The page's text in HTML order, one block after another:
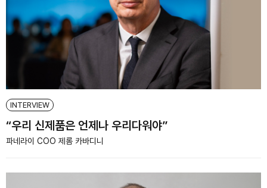
INTERVIEW
“우리 신제품은 언제나 우리다워야”
파네라이 COO 제롬 카바디니